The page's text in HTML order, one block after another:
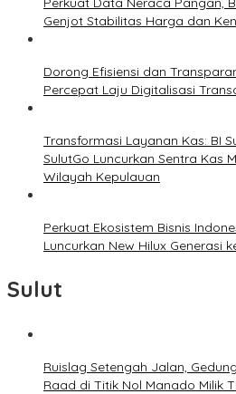
Genjot Stabilitas Harga dan
Dorong Efisiensi dan
Percepat Laju Digitalisasi
Transformasi Layanan Kas: BI
SulutGo Luncurkan Sentra Kas
Wilayah Kepulauan
Perkuat Ekosistem Bisnis
Luncurkan New Hilux Generasi
Sulut
Ruislag Setengah Jalan,
Raad di Titik Nol Manado Milik